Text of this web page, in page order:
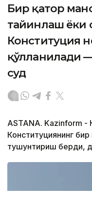
Бир қатор
тайинлаш ёки
Конституция
қўлланилади
суд
ASTANA. Kazinform -
Конституциянинг
тушунтириш берди,